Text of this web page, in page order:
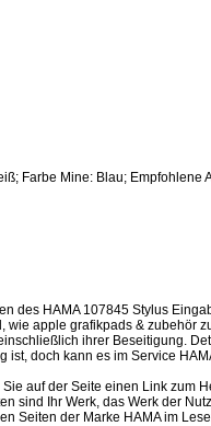
Farbe Mine: Blau; Empfohlene
des HAMA 107845 Stylus
apple grafikpads & zubehör
ihrer Beseitigung.
doch kann es im Service
auf der Seite einen Link zum
sind Ihr Werk, das Werk der
Seiten der Marke HAMA im